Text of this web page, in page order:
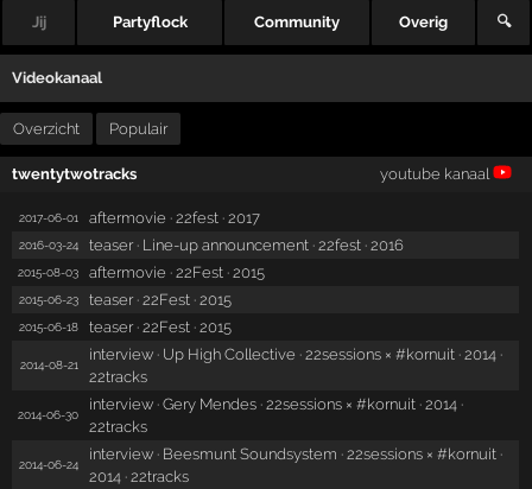
Jij Partyflock Community Overig 🔍
Videokanaal
Overzicht Populair
twentytwotracks youtube kanaal
2017-06-01 aftermovie · 22fest · 2017
2016-03-24 teaser · Line-up announcement · 22fest · 2016
2015-08-03 aftermovie · 22Fest · 2015
2015-06-23 teaser · 22Fest · 2015
2015-06-18 teaser · 22Fest · 2015
2014-08-21
interview · Up High Collective · 22sessions × #kornuit · 2014 ·
22tracks
2014-06-30
interview · Gery Mendes · 22sessions × #kornuit · 2014 ·
22tracks
2014-06-24
interview · Beesmunt Soundsystem · 22sessions × #kornuit ·
2014 · 22tracks